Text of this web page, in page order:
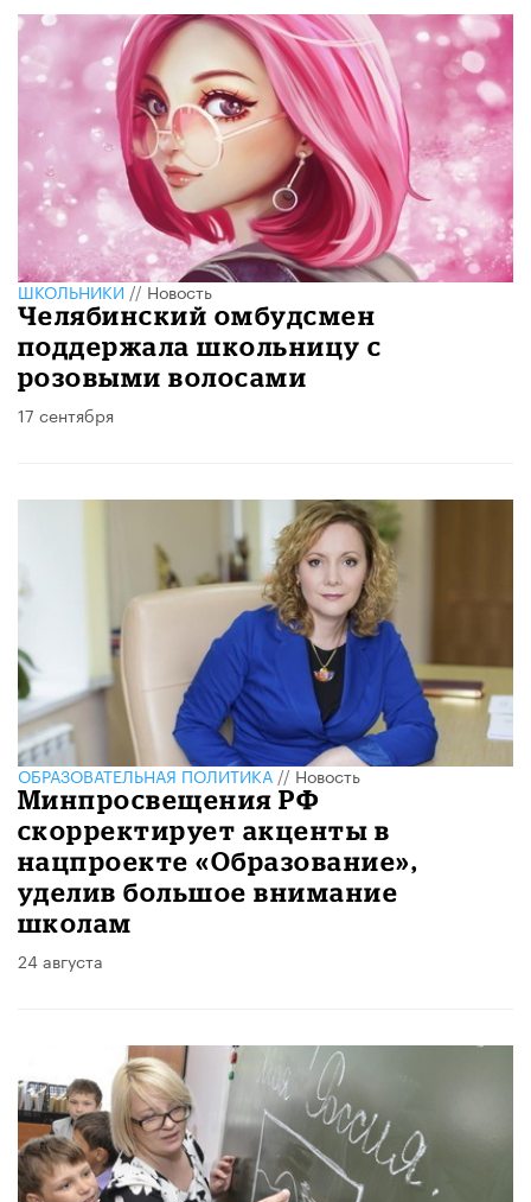
ШКОЛЬНИКИ//Новость
Челябинский омбудсмен
поддержала школьницу с
розовыми волосами
17 сентября
ОБРАЗОВАТЕЛЬНАЯ ПОЛИТИКА//Новость
Минпросвещения РФ
скорректирует акценты в
нацпроекте «Образование»,
уделив большое внимание
школам
24 августа